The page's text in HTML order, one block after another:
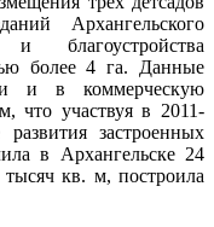
Архангельского
благоустройства
более 4 га. Данные
и в коммерческую
что участвуя в 2011-
застроенных
в Архангельске 24
кв. м, построила